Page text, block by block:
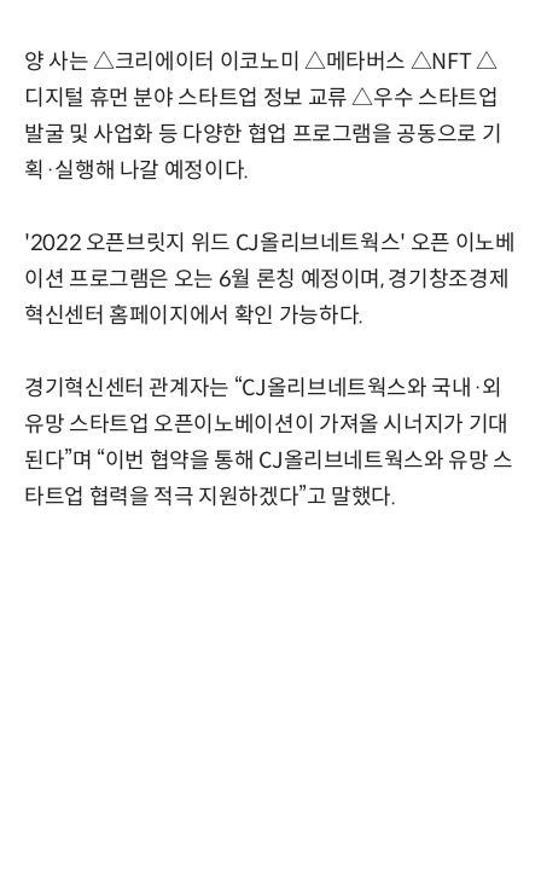
양 사는 △크리에이터 이코노미 △메타버스 △NFT △
디지털 휴먼 분야 스타트업 정보 교류 △우수 스타트업
발굴 및 사업화 등 다양한 협업 프로그램을 공동으로 기
획·실행해 나갈 예정이다.
'2022 오픈브릿지 위드 CJ올리브네트웍스' 오픈 이노베
이션 프로그램은 오는 6월 론칭 예정이며, 경기창조경제
혁신센터 홈페이지에서 확인 가능하다.
경기혁신센터 관계자는 “CJ올리브네트웍스와 국내·외
유망 스타트업 오픈이노베이션이 가져올 시너지가 기대
된다”며 “이번 협약을 통해 CJ올리브네트웍스와 유망 스
타트업 협력을 적극 지원하겠다”고 말했다.